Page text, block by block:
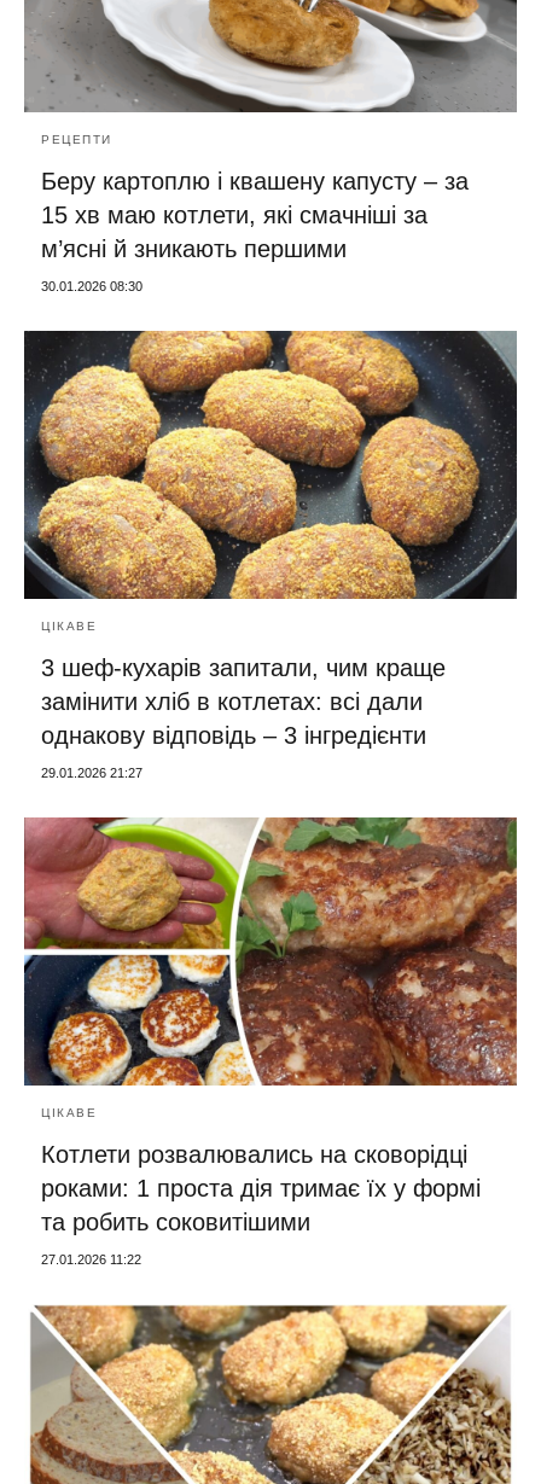
РЕЦЕПТИ
Беру картоплю і квашену капусту – за
15 хв маю котлети, які смачніші за
м’ясні й зникають першими
30.01.2026 08:30
ЦІКАВЕ
3 шеф-кухарів запитали, чим краще
замінити хліб в котлетах: всі дали
однакову відповідь – 3 інгредієнти
29.01.2026 21:27
ЦІКАВЕ
Котлети розвалювались на сковорідці
роками: 1 проста дія тримає їх у формі
та робить соковитішими
27.01.2026 11:22